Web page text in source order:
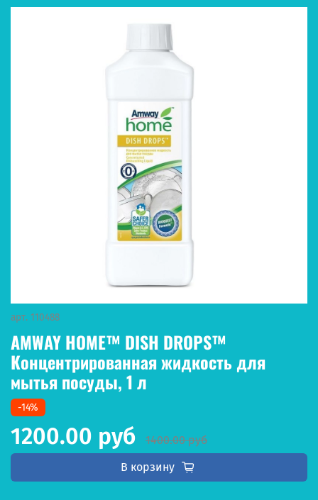
арт. 110488
AMWAY HOME™ DISH DROPS™
Концентрированная жидкость для
мытья посуды, 1 л
-14%
1200.00 руб
1400.00 руб
В корзину